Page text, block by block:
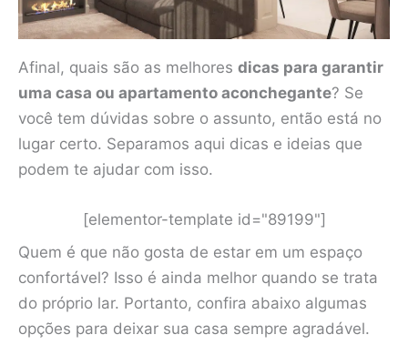
Afinal, quais são as melhores dicas para garantir
uma casa ou apartamento aconchegante? Se
você tem dúvidas sobre o assunto, então está no
lugar certo. Separamos aqui dicas e ideias que
podem te ajudar com isso.
[elementor-template id="89199"]
Quem é que não gosta de estar em um espaço
confortável? Isso é ainda melhor quando se trata
do próprio lar. Portanto, confira abaixo algumas
opções para deixar sua casa sempre agradável.